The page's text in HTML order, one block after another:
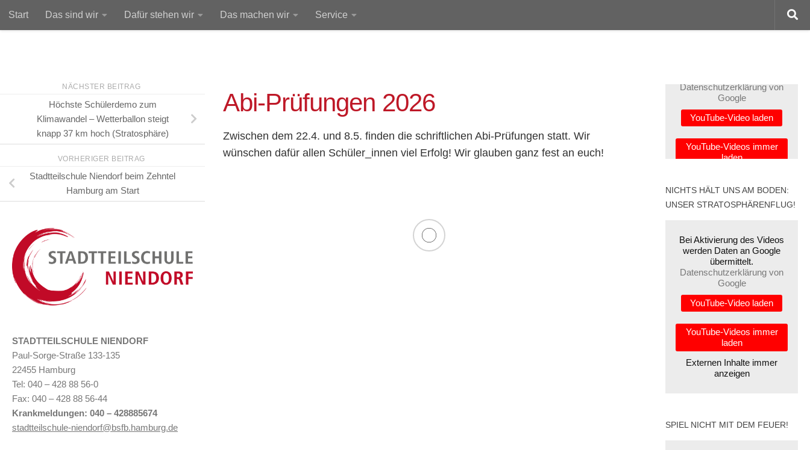
Unter dem Inhalt
Start Das sind wir Dafür stehen wir Das machen wir Service
Abi-Prüfungen 2026
Zwischen dem 22.4. und 8.5. finden die schriftlichen Abi-Prüfungen statt. Wir
wünschen dafür allen Schüler_innen viel Erfolg! Wir glauben ganz fest an euch!
NÄCHSTER BEITRAG
Höchste Schülerdemo zum
Klimawandel – Wetterballon steigt
knapp 37 km hoch (Stratosphäre)
VORHERIGER BEITRAG
Stadtteilschule Niendorf beim Zehntel
Hamburg am Start
STADTTEILSCHULE NIENDORF
Paul-Sorge-Straße 133-135
22455 Hamburg
Tel: 040 – 428 88 56-0
Fax: 040 – 428 88 56-44
Krankmeldungen: 040 – 428885674
stadtteilschule-niendorf@bsfb.hamburg.de
Datenschutzerklärung von
Google
YouTube-Video laden
YouTube-Videos immer
laden
anzeigen
NICHTS HÄLT UNS AM BODEN:
UNSER STRATOSPHÄRENFLUG!
Bei Aktivierung des Videos
werden Daten an Google
übermittelt.
Datenschutzerklärung von
Google
YouTube-Video laden
YouTube-Videos immer
laden
Externen Inhalte immer
anzeigen
SPIEL NICHT MIT DEM FEUER!